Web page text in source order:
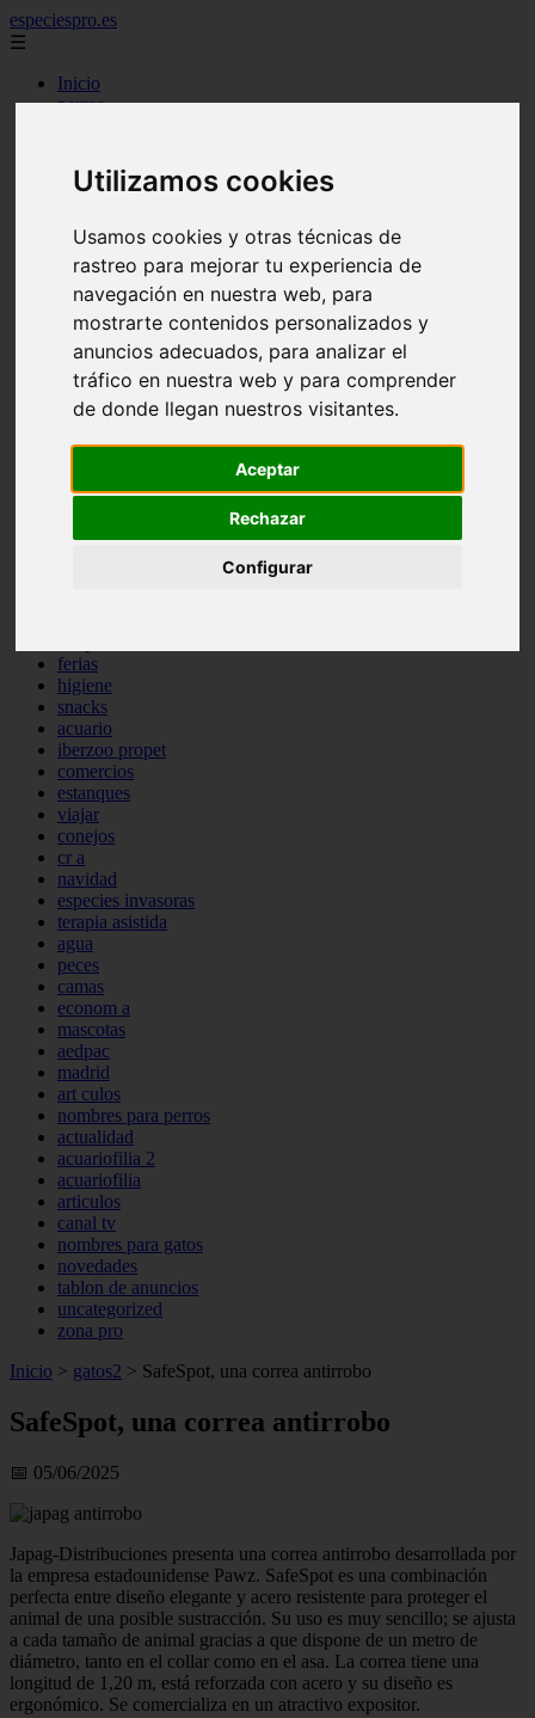
Utilizamos cookies
Usamos cookies y otras técnicas de
rastreo para mejorar tu experiencia de
navegación en nuestra web, para
mostrarte contenidos personalizados y
anuncios adecuados, para analizar el
tráfico en nuestra web y para comprender
de donde llegan nuestros visitantes.
Aceptar
Rechazar
Configurar
especiespro.es
☰
Inicio
perros
alimentaci n
acuariofilia
salud
tenencia responsable
ventas
mantenimiento
aves
marketing
bienestar
peque os mam feros
verano
peluquer a
peluquer a canina
consejos
ferias
higiene
snacks
acuario
iberzoo propet
comercios
estanques
viajar
conejos
cr a
navidad
especies invasoras
terapia asistida
agua
peces
camas
econom a
mascotas
aedpac
madrid
art culos
nombres para perros
actualidad
acuariofilia 2
acuariofilia
articulos
canal tv
nombres para gatos
novedades
tablon de anuncios
uncategorized
zona pro
Inicio > gatos2 > SafeSpot, una correa antirrobo
SafeSpot, una correa antirrobo
📅 05/06/2025
Japag-Distribuciones presenta una correa antirrobo desarrollada por
la empresa estadounidense Pawz. SafeSpot es una combinación
perfecta entre diseño elegante y acero resistente para proteger el
animal de una posible sustracción. Su uso es muy sencillo; se ajusta
a cada tamaño de animal gracias a que dispone de un metro de
diámetro, tanto en el collar como en el asa. La correa tiene una
longitud de 1,20 m, está reforzada con acero y su diseño es
ergonómico. Se comercializa en un atractivo expositor.